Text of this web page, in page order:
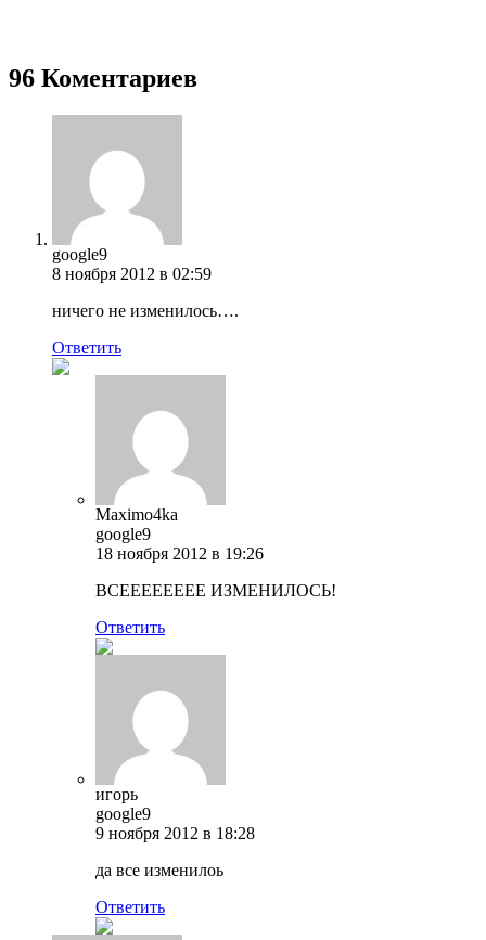
96 Коментариев
google9
8 ноября 2012 в 02:59
ничего не изменилось….
Ответить
Maximo4ka
google9
18 ноября 2012 в 19:26
ВСЕЕЕЕЕЕЕЕ ИЗМЕНИЛОСЬ!
Ответить
игорь
google9
9 ноября 2012 в 18:28
да все изменилоь
Ответить